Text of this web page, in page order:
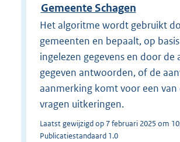
Gemeente Schagen
Het algoritme wordt gebruikt
gemeenten en bepaalt, op
ingelezen gegevens en door de
gegeven antwoorden, of de
aanmerking komt voor een van
vragen uitkeringen.
Laatst gewijzigd op 7 februari 2025 om
Publicatiestandaard 1.0